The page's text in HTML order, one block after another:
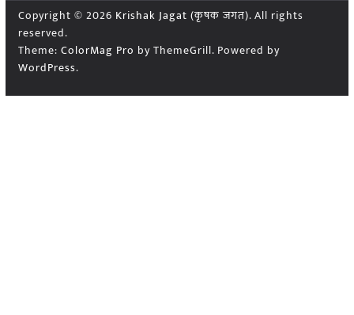
Copyright © 2026 Krishak Jagat (कृषक जगत). All rights
reserved.
Theme: ColorMag Pro by ThemeGrill. Powered by
WordPress.